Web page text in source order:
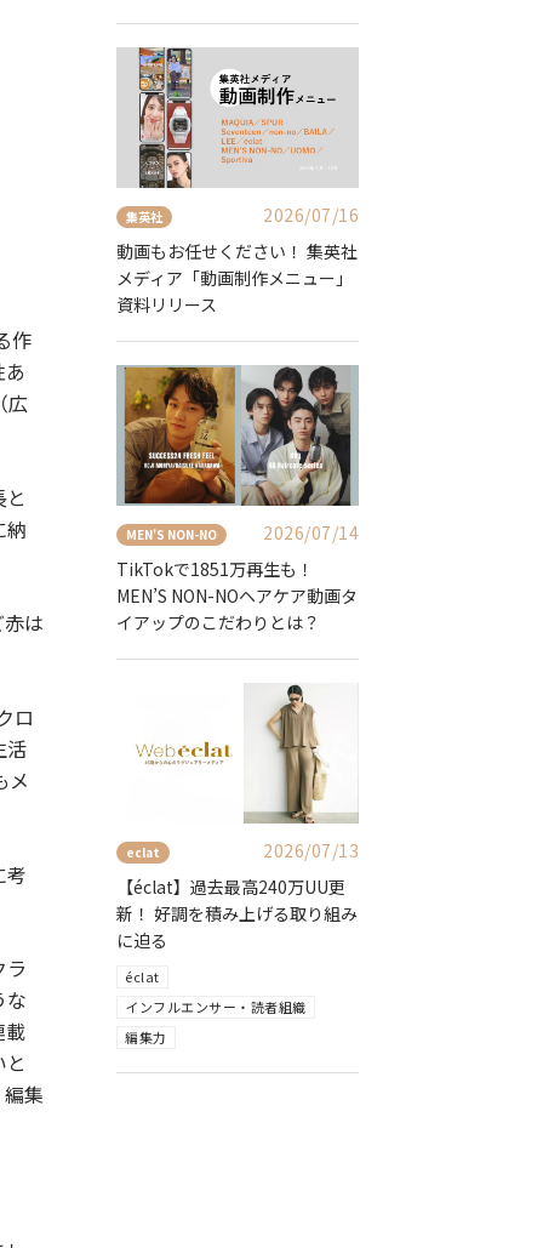
作
広
納
は
ロ
活
メ
考
ラ
な
載
集
集英社
2026/07/16
動画もお任せください！ 集英社
メディア「動画制作メニュー」
資料リリース
MEN'S NON-NO
2026/07/14
TikTokで1851万再生も！
MEN’S NON-NOヘアケア動画タ
イアップのこだわりとは？
eclat
2026/07/13
【éclat】過去最高240万UU更
新！ 好調を積み上げる取り組み
に迫る
éclat
インフルエンサー・読者組織
編集力